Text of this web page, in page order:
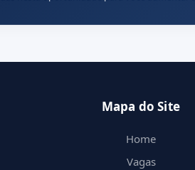
Mapa do Site
Home
Vagas